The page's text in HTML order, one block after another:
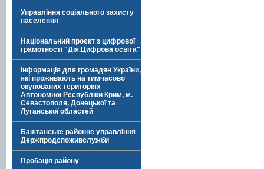
Управління соціального захисту
населення
Національний проєкт з цифрової
грамотності "Дія.Цифрова освіта"
Інформація для громадян України,
які проживають на тимчасово
окупованих територіях
Автономної Республіки Крим, м.
Севастополя, Донецької та
Луганської областей
Баштанське районне управління
Держпродспоживслужби
Пробація району